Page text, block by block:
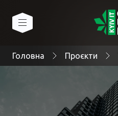
Головна Проєкти